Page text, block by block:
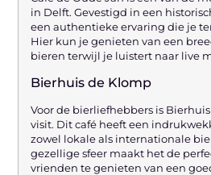
in Delft. Gevestigd in een
een authentieke ervaring die je
Hier kun je genieten van een
bieren terwijl je luistert naar live
Bierhuis de Klomp
Voor de bierliefhebbers is
visit. Dit café heeft een
zowel lokale als internationale
gezellige sfeer maakt het de
vrienden te genieten van een